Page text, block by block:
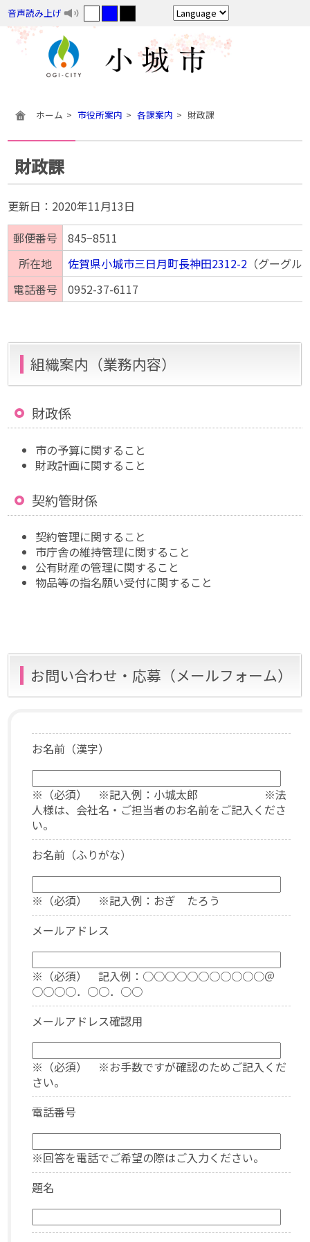
音声読み上げ
ホーム 市役所案内 各課案内 財政課
財政課
更新日： 2020年11月13日
郵便番号
845−8511
所在地
佐賀県小城市三日月町長神田2312-2 （グーグ
電話番号
0952-37-6117
組織案内（業務内容）
財政係
市の予算に関すること
財政計画に関すること
契約管財係
契約管理に関すること
市庁舎の維持管理に関すること
公有財産の管理に関すること
物品等の指名願い受付に関すること
お問い合わせ・応募（メールフォーム）
お名前（漢字）
※（必須） ※記入例：小城太郎 ※法
人様は、会社名・ご担当者のお名前をご記入くださ
い。
お名前（ふりがな）
※（必須） ※記入例：おぎ たろう
メールアドレス
※（必須） 記入例：○○○○○○○○○○○＠
○○○○．○○．○○
メールアドレス確認用
※（必須） ※お手数ですが確認のためご記入くだ
さい。
電話番号
※回答を電話でご希望の際はご入力ください。
題名